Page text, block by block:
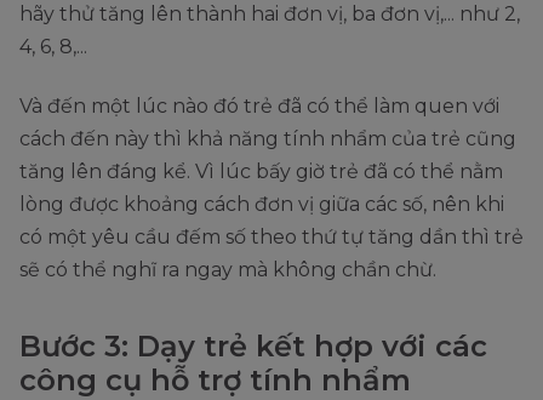
hãy thử tăng lên thành hai đơn vị, ba đơn vị,... như 2,
4, 6, 8,...
Và đến một lúc nào đó trẻ đã có thể làm quen với
cách đến này thì khả năng tính nhẩm của trẻ cũng
tăng lên đáng kể. Vì lúc bấy giờ trẻ đã có thể nằm
lòng được khoảng cách đơn vị giữa các số, nên khi
có một yêu cầu đếm số theo thứ tự tăng dần thì trẻ
sẽ có thể nghĩ ra ngay mà không chần chừ.
Bước 3: Dạy trẻ kết hợp với các
công cụ hỗ trợ tính nhẩm